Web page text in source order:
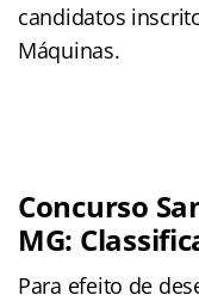
candidatos
Máquinas.
Concurso
MG:
Para efeito de